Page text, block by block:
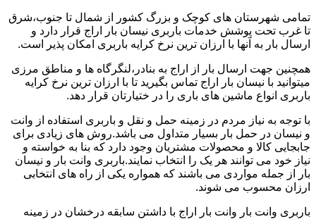
تمامی شهرستان های کوچک و بزرگ کشور از شمال تا جنوب،شرق
تا غرب تحت پوشش خدمات باربری نیسان بار اراج قرار دارد و
ارسال بار به آنها با ارزان ترین نرخ کرایه باربری امکان پذیر است.
همچنین جهت ارسال بار از اراج به بنادر،لنگرگاه ها و مناطق مرزی
میتوانید با نیسان بار اراج تماس بگیرید تا با ارزان ترین نرخ کرایه
باربری انواع ماشین های باری را در ختیارتان قرار دهد.
با توجه به نیاز مردم در زمینه حمل و نقل و باربری استفاده از وانت
و نیسان در حمل بار بسیار متداول می باشد.روش های زیادی برای
جابجایی کالا و محصولات مشتریان وجود دارد که بنا به خواسته و
نیاز خود می توانند هر یک را انتخاب نمایند.باربری وانت بار و نیسان
بار از جمله مواردی می باشند که همواره یکی از راه های انتخابی
ارزان محسوب می شوند.
باربری وانت بار وانت بار اراج با داشتن سابقه درخشان در زمینه